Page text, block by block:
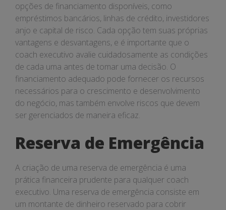
opções de financiamento disponíveis, como
empréstimos bancários, linhas de crédito, investidores
anjo e capital de risco. Cada opção tem suas próprias
vantagens e desvantagens, e é importante que o
coach executivo avalie cuidadosamente as condições
de cada uma antes de tomar uma decisão. O
financiamento adequado pode fornecer os recursos
necessários para o crescimento e desenvolvimento
do negócio, mas também envolve riscos que devem
ser gerenciados de maneira eficaz.
Reserva de Emergência
A criação de uma reserva de emergência é uma
prática financeira prudente para qualquer coach
executivo. Uma reserva de emergência consiste em
um montante de dinheiro reservado para cobrir